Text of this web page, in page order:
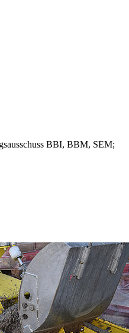
BBI, BBM, SEM;